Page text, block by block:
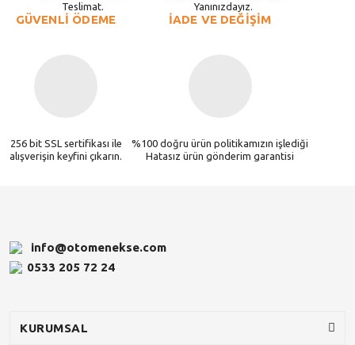
Teslimat.
Yanınızdayız.
GÜVENLİ ÖDEME
256 bit SSL sertifikası ile
alışverişin keyfini çıkarın.
İADE VE DEĞİŞİM
%100 doğru ürün politikamızın işlediği
Hatasız ürün gönderim garantisi
info@otomenekse.com
0533 205 72 24
KURUMSAL